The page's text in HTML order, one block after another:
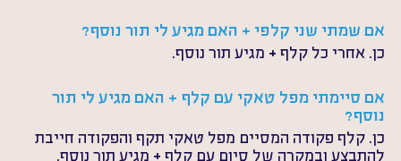
אם שמתי שני קלפי + האם מגיע לי תור נוסף?
כן. אחרי כל קלף + מגיע תור נוסף.
אם סיימתי מפל טאקי עם קלף + האם מגיע לי תור
נוסף?
כן. קלף פקודה המסיים מפל טאקי תקף והפקודה חייבת
להתבצע ובמקרה של סיום עם קלף + מגיע תור נוסף.